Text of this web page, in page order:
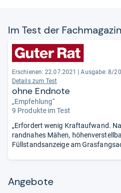
Im Test der
Erschienen: 22.07.2021 | Ausgabe: 8/
Details zum Test
ohne Endnote
„Empfehlung“
9 Produkte im Test
„Erfordert wenig Kraftaufwand.
randnahes Mähen,
Füllstandsanzeige am
Angebote